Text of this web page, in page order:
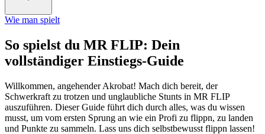
Wie man spielt
So spielst du MR FLIP: Dein
vollständiger Einstiegs-Guide
Willkommen, angehender Akrobat! Mach dich bereit, der
Schwerkraft zu trotzen und unglaubliche Stunts in MR FLIP
auszuführen. Dieser Guide führt dich durch alles, was du wissen
musst, um vom ersten Sprung an wie ein Profi zu flippn, zu landen
und Punkte zu sammeln. Lass uns dich selbstbewusst flippn lassen!